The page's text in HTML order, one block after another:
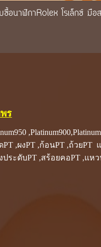
ซื้อนาฬิกาRolex โรเล็กซ์ มือ
ร
,ผงPT ,ก้อนPT ,ถ้วยPT
ระดับPT ,สร้อยคอPT ,แหว